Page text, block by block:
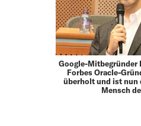
Google-Mitbegründer
Forbes Oracle-
überholt und ist nun
Mensch